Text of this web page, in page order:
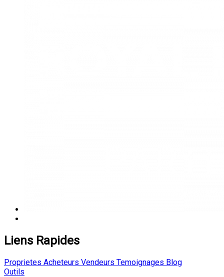
Liens Rapides
Proprietes Acheteurs Vendeurs Temoignages Blog
Outils